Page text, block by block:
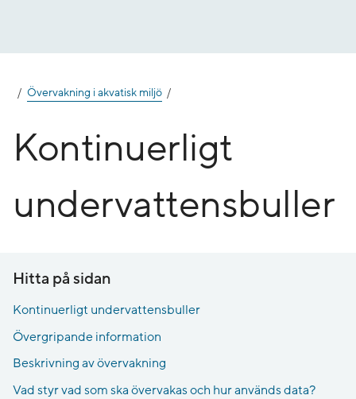
Övervakning i akvatisk miljö
Kontinuerligt
undervattensbuller
Hitta på sidan
Kontinuerligt undervattensbuller
Övergripande information
Beskrivning av övervakning
Vad styr vad som ska övervakas och hur används data?